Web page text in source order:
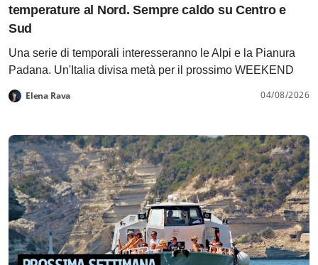
temperature al Nord. Sempre caldo su Centro e
Sud
Una serie di temporali interesseranno le Alpi e la Pianura
Padana. Un'Italia divisa metà per il prossimo WEEKEND
Elena Rava 04/08/2026